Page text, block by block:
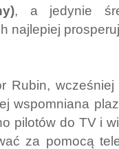
, a jedynie
najlepiej
Rubin, wcześniej
wspomniana
pilotów do TV i
za pomocą